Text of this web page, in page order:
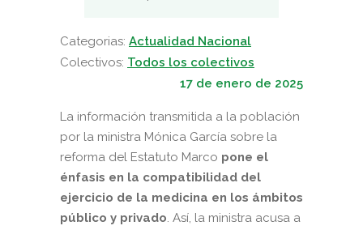
Categorias: Actualidad Nacional
Colectivos: Todos los colectivos
17 de enero de 2025
La información transmitida a la población
por la ministra Mónica García sobre la
reforma del Estatuto Marco pone el
énfasis en la compatibilidad del
ejercicio de la medicina en los ámbitos
público y privado. Así, la ministra acusa a